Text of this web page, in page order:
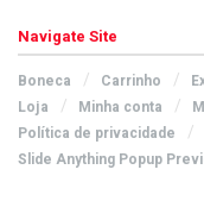
Navigate Site
Boneca Carrinho
Loja
Minha conta
Política de privacidade
Slide Anything Popup